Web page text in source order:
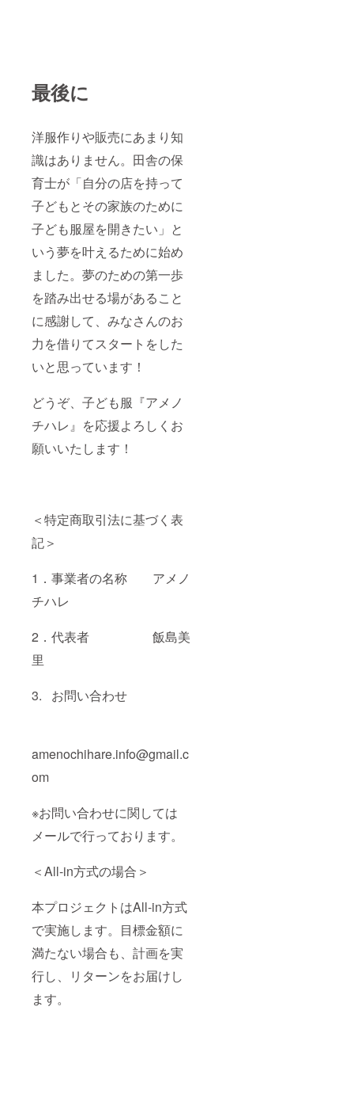
最後に
洋服作りや販売にあまり知
識はありません。田舎の保
育士が「自分の店を持って
子どもとその家族のために
子ども服屋を開きたい」と
いう夢を叶えるために始め
ました。夢のための第一歩
を踏み出せる場があること
に感謝して、みなさんのお
力を借りてスタートをした
いと思っています！
どうぞ、子ども服『アメノ
チハレ』を応援よろしくお
願いいたします！
＜特定商取引法に基づく表
記＞
1．事業者の名称 アメノ
チハレ
2．代表者 飯島美
里
3. お問い合わせ
amenochihare.info@gmail.c
om
※お問い合わせに関しては
メールで行っております。
＜All-in方式の場合＞
本プロジェクトはAll-in方式
で実施します。目標金額に
満たない場合も、計画を実
行し、リターンをお届けし
ます。